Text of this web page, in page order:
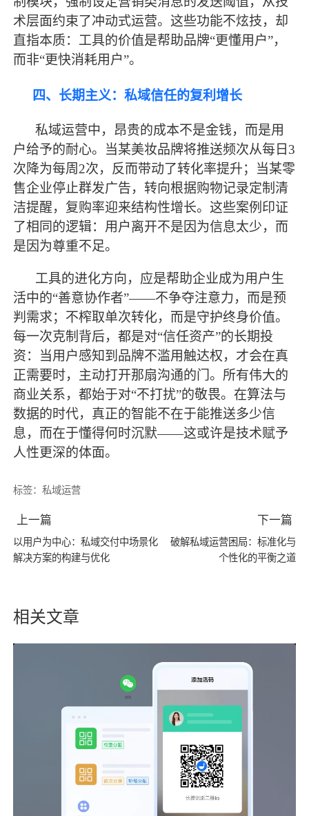
术层面约束了冲动式运营。这些功能不炫技，却
直指本质：工具的价值是帮助品牌“更懂用户”，
而非“更快消耗用户”。
四、长期主义：私域信任的复利增长
私域运营中，昂贵的成本不是金钱，而是用
户给予的耐心。当某美妆品牌将推送频次从每日 3
次降为每周2次，反而带动了转化率提升；当某零
售企业停止群发广告，转向根据购物记录定制清
洁提醒，复购率迎来结构性增长。这些案例印证
了相同的逻辑：用户离开不是因为信息太少，而
是因为尊重不足。
工具的进化方向，应是帮助企业成为用户生
活中的“善意协作者”——不争夺注意力，而是预
判需求；不榨取单次转化，而是守护终身价值。
每一次克制背后，都是对“信任资产”的长期投
资：当用户感知到品牌不滥用触达权，才会在真
正需要时，主动打开那扇沟通的门。所有伟大的
商业关系，都始于对“不打扰”的敬畏。在算法与
数据的时代，真正的智能不在于能推送多少信
息，而在于懂得何时沉默——这或许是技术赋予
人性更深的体面。
标签：私域运营
上一篇
以用户为中心：私域交付中场景化
解决方案的构建与优化
下一篇
破解私域运营困局：标准化与
个性化的平衡之道
相关文章